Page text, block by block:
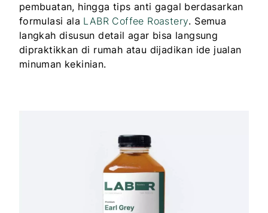
pembuatan, hingga tips anti gagal berdasarkan
formulasi ala LABR Coffee Roastery. Semua
langkah disusun detail agar bisa langsung
dipraktikkan di rumah atau dijadikan ide jualan
minuman kekinian.